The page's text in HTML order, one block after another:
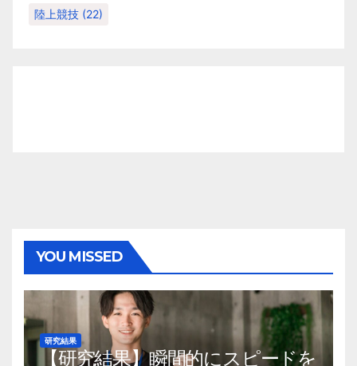
陸上競技 (22)
YOU MISSED
研究結果
【研究結果】瞬間的にスピードを